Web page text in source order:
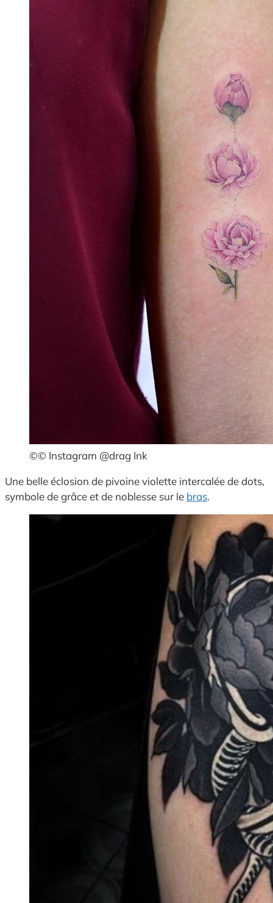
©© Instagram @drag Ink
Une belle éclosion de pivoine violette intercalée de dots,
symbole de grâce et de noblesse sur le bras.